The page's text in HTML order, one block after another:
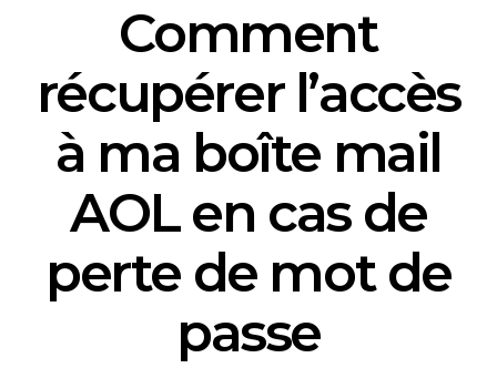
Comment
récupérer l’accès
à ma boîte mail
AOL en cas de
perte de mot de
passe